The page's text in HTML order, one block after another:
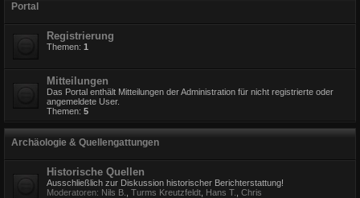
Portal
Registrierung
Themen: 1
Mitteilungen
Das Portal enthält Mitteilungen der Administration für nicht registrierte oder
angemeldete User.
Themen: 5
Archäologie & Quellengattungen
Historische Quellen
Ausschließlich zur Diskussion historischer Berichterstattung!
Moderatoren: Nils B. Turms Kreutzfeldt Hans T.
Chris